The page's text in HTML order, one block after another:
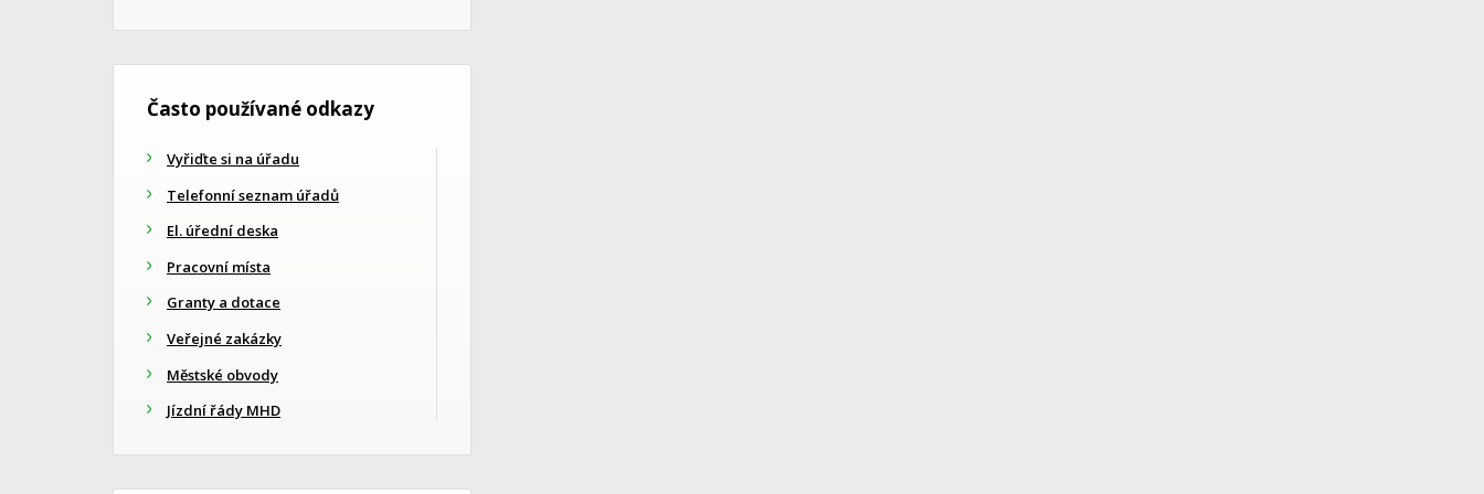
Často používané odkazy
Vyřiďte si na úřadu
Telefonní seznam úřadů
El. úřední deska
Pracovní místa
Granty a dotace
Veřejné zakázky
Městské obvody
Jízdní řády MHD